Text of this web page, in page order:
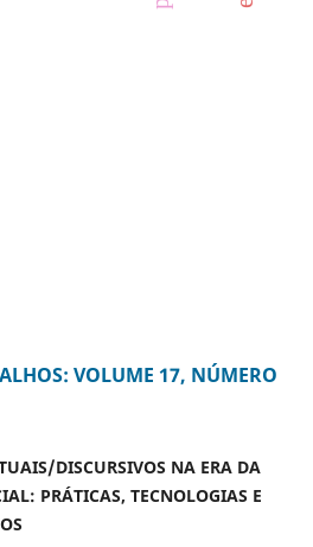
VOLUME 17, NÚMERO
DISCURSIVOS NA ERA DA
PRÁTICAS, TECNOLOGIAS E